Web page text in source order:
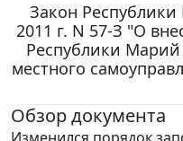
Закон
2011 г. N 57-З "О
Республики
местного
Обзор документа